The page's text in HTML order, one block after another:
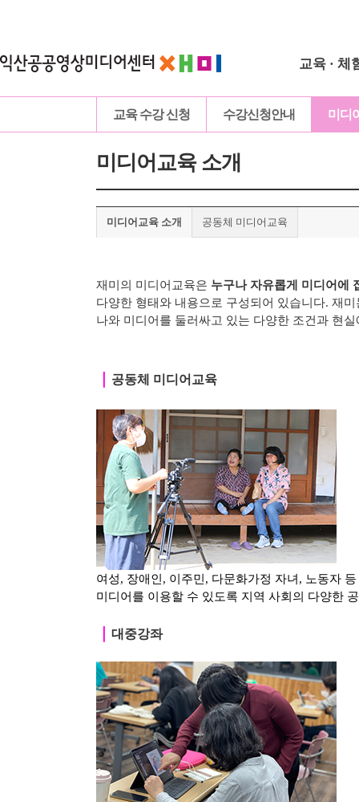
교육 · 체
교육 수강 신청 수강신청안내 미디
미디어교육 소개
미디어교육 소개 공동체 미디어교육
재미의 미디어교육은 누구나 자유롭게 미디어에
다양한 형태와 내용으로 구성되어 있습니다. 재미
나와 미디어를 둘러싸고 있는 다양한 조건과 현
공동체 미디어교육
여성, 장애인, 이주민, 다문화가정 자녀, 노동자 등
미디어를 이용할 수 있도록 지역 사회의 다양한
대중강좌